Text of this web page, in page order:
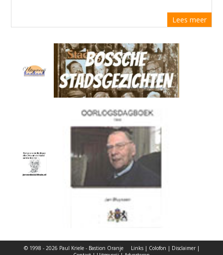
Lees meer
© 1998 - 2026 Paul Kriele - Bastion Oranje Links| Colofon | Disclaimer|